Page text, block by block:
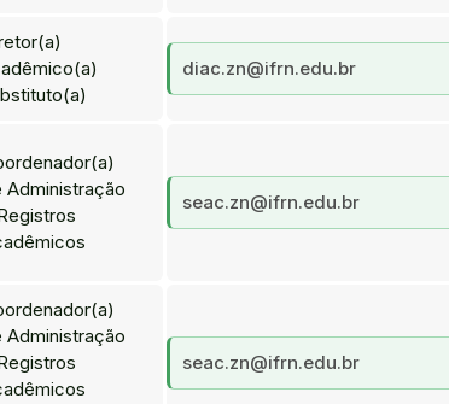
diac.zn@ifrn.edu.br
Administração
seac.zn@ifrn.edu.br
Administração
seac.zn@ifrn.edu.br